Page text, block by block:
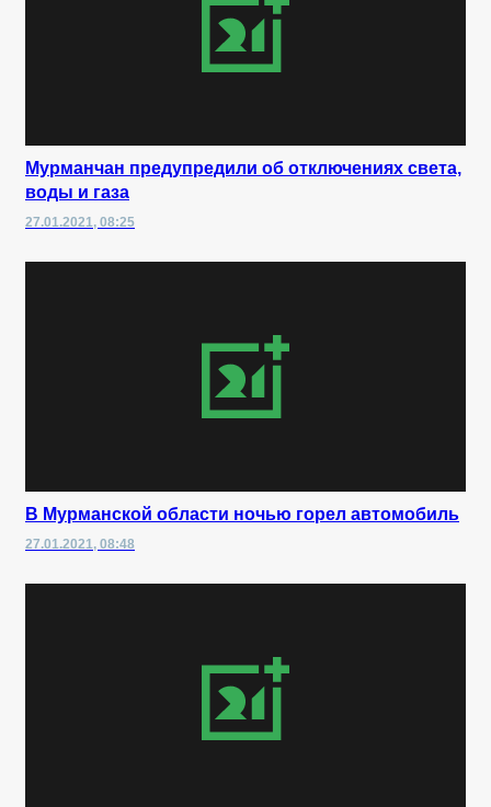
Мурманчан предупредили об отключениях света,
воды и газа
27.01.2021, 08:25
В Мурманской области ночью горел автомобиль
27.01.2021, 08:48